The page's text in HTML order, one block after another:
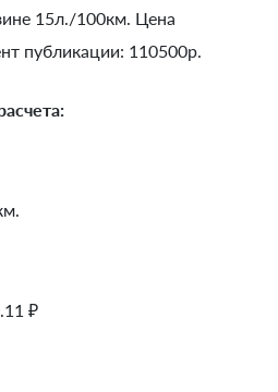
15л./100км. Цена
публикации: 110500р.
₽